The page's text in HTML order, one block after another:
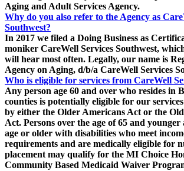
Aging and Adult Services Agency.
Why do you also refer to the Agency as
Southwest?
In 2017 we filed a Doing Business as
moniker CareWell Services Southwest,
will hear most often. Legally, our name is
Agency on Aging, d/b/a CareWell Services
Who is eligible for services from CareWell
Any person age 60 and over who resides in
counties is potentially eligible for our
by either the Older Americans Act or the
Act. Persons over the age of 65 and younger
age or older with disabilities who meet
requirements and are medically eligible for
placement may qualify for the MI Choice
Community Based Medicaid Waiver